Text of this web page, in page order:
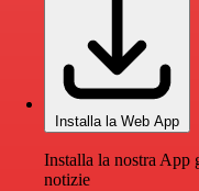
Installa la Web App
Installa la nostra App
notizie